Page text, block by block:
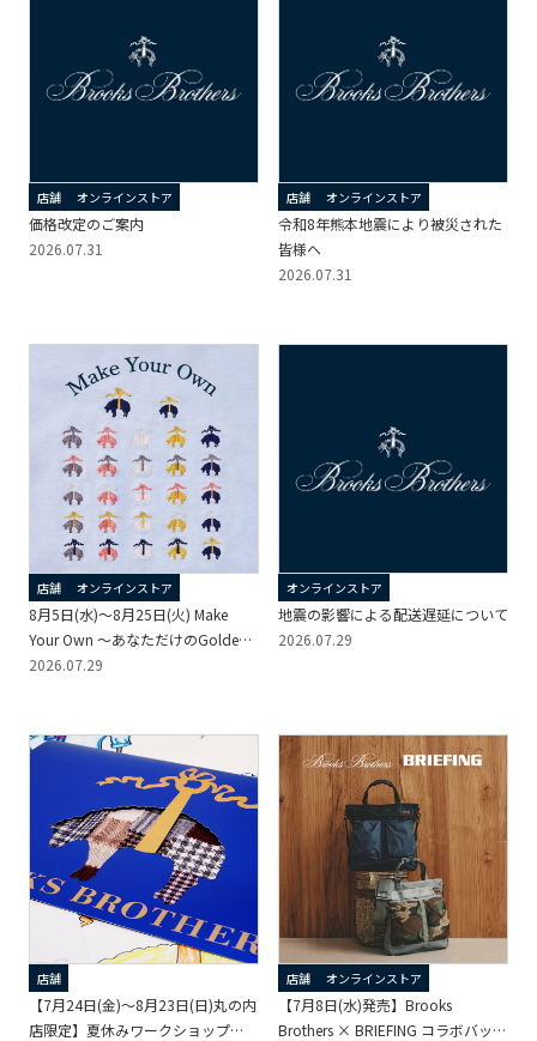
店舗 オンラインストア
価格改定のご案内
2026.07.31
店舗 オンラインストア
令和8年熊本地震により被災された
皆様へ
2026.07.31
店舗 オンラインストア
8月5日(水)～8月25日(火) Make
Your Own ～あなただけのGolden
Fleece～
2026.07.29
オンラインストア
地震の影響による配送遅延について
2026.07.29
店舗
【7月24日(金)～8月23日(日)丸の内
店限定】夏休みワークショップ
店舗 オンラインストア
【7月8日(水)発売】Brooks
Brothers × BRIEFING コラボバッグ